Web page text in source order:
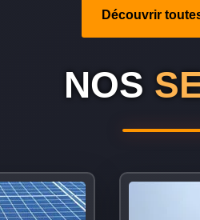
Découvrir
NOS